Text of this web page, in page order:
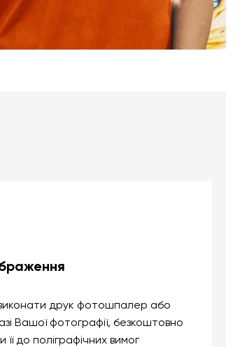
друк фотошпалер або
Вашої фотографії, безкоштовно
її до поліграфічних вимог